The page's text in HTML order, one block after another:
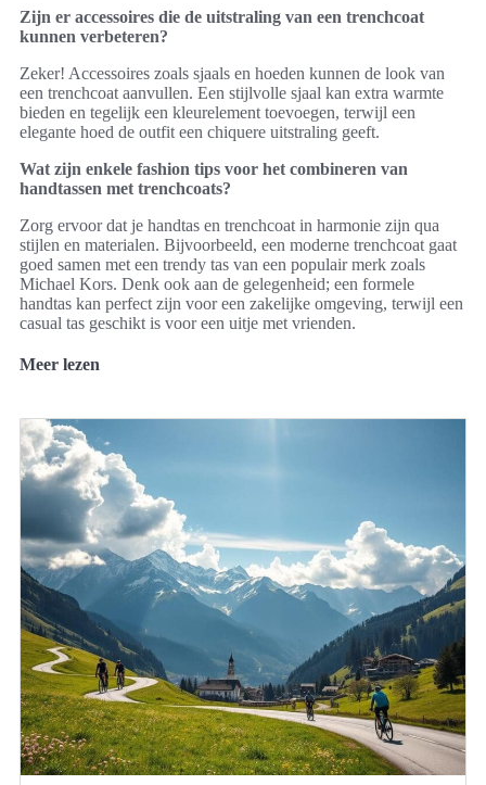
Zijn er accessoires die de uitstraling van een trenchcoat
kunnen verbeteren?
Zeker! Accessoires zoals sjaals en hoeden kunnen de look van
een trenchcoat aanvullen. Een stijlvolle sjaal kan extra warmte
bieden en tegelijk een kleurelement toevoegen, terwijl een
elegante hoed de outfit een chiquere uitstraling geeft.
Wat zijn enkele fashion tips voor het combineren van
handtassen met trenchcoats?
Zorg ervoor dat je handtas en trenchcoat in harmonie zijn qua
stijlen en materialen. Bijvoorbeeld, een moderne trenchcoat gaat
goed samen met een trendy tas van een populair merk zoals
Michael Kors. Denk ook aan de gelegenheid; een formele
handtas kan perfect zijn voor een zakelijke omgeving, terwijl een
casual tas geschikt is voor een uitje met vrienden.
Meer lezen